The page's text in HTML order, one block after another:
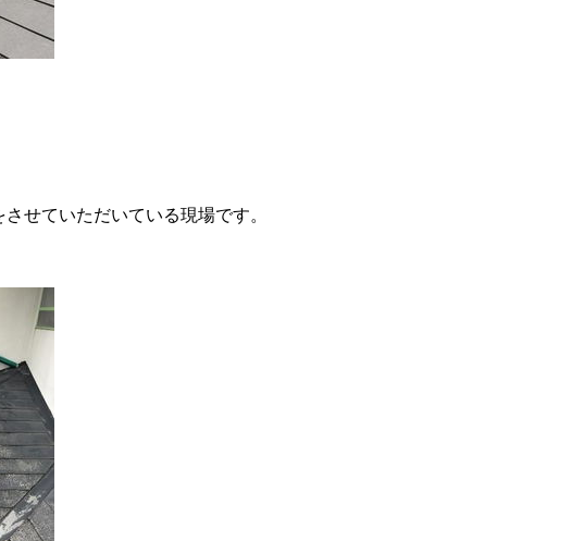
せていただいている現場です。